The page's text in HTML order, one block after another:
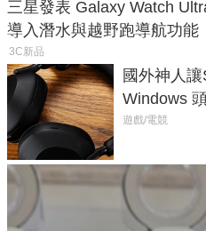
三星發表 Galaxy Watch
導入潛水與越野跑導航功能
3C新品
國外神人
Windows
飛行超有感
遊戲/電競